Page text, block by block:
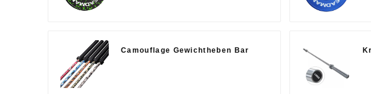
Camouflage Gewichtheben Bar